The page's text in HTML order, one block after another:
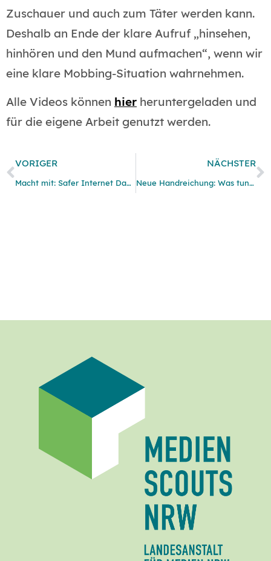
Zuschauer und auch zum Täter werden kann.
Deshalb an Ende der klare Aufruf „hinsehen,
hinhören und den Mund aufmachen“, wenn wir
eine klare Mobbing-Situation wahrnehmen.
Alle Videos können hier heruntergeladen und
für die eigene Arbeit genutzt werden.
VORIGER
Macht mit: Safer Internet Day und Stop-Mobbing Woche
NÄCHSTER
Neue Handreichung: Was tun bei Cybermobbing?